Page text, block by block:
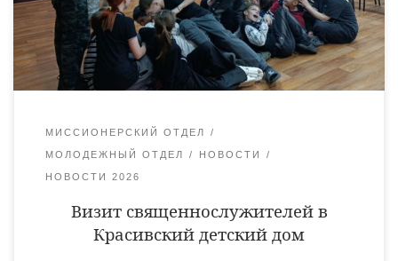
быстроту реакции. Подобное общение помогает детям
отвлечься от повседневных занятий в школе, бытовых дел.
Ребята смогли также […]
МИССИОНЕРСКИЙ ОТДЕЛ
МОЛОДЕЖНЫЙ ОТДЕЛ НОВОСТИ
НОВОСТИ 2026
Визит священнослужителей в
Красивский детский дом